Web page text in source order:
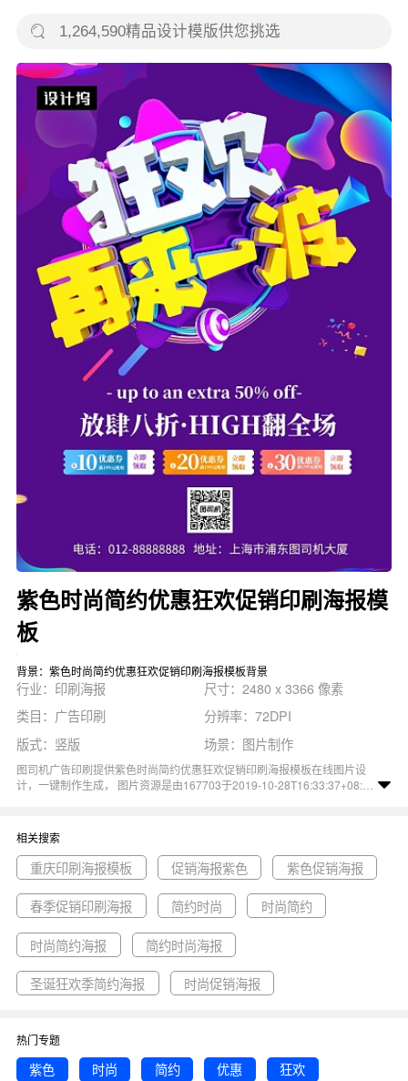
紫色时尚简约优惠狂欢促销印刷海报模
板
背景：紫色时尚简约优惠狂欢促销印刷海报模板背景
行业：印刷海报
尺寸：2480 x 3366 像素
类目：广告印刷
分辨率：72DPI
版式：竖版
场景：图片制作
图司机广告印刷提供紫色时尚简约优惠狂欢促销印刷海报模板在线图片设
计，一键制作生成， 图片资源是由167703于2019-10-28T16:33:37+08:00
板图属于促销, 时尚, 优惠, 简约, 紫色主题。 主要用于印刷海报行业，为您
推荐与紫色时尚简约优惠狂欢促销印刷海报模板相关的专题重庆印刷海报模
板, 促销海报紫色, 紫色促销海报等优质图片模板资源。
相关搜索
重庆印刷海报模板 促销海报紫色 紫色促销海报
春季促销印刷海报 简约时尚 时尚简约
时尚简约海报 简约时尚海报
圣诞狂欢季简约海报 时尚促销海报
热门专题
紫色 时尚 简约 优惠 狂欢